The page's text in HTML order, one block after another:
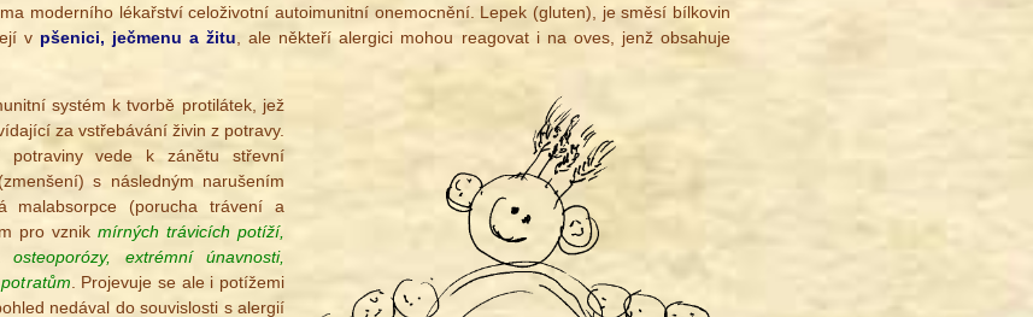
moderního lékařství celoživotní autoimunitní onemocnění. Lepek (gluten), je směsí bílkovin
v pšenici, ječmenu a žitu , ale někteří alergici mohou reagovat i na oves, jenž obsahuje
systém k tvorbě protilátek, jež
za vstřebávání živin z potravy.
potraviny vede k zánětu střevní
s následným narušením
malabsorpce (porucha trávení a
pro vznik mírných trávicích potíží,
extrémní únavnosti,
. Projevuje se ale i potížemi
nedával do souvislosti s alergií